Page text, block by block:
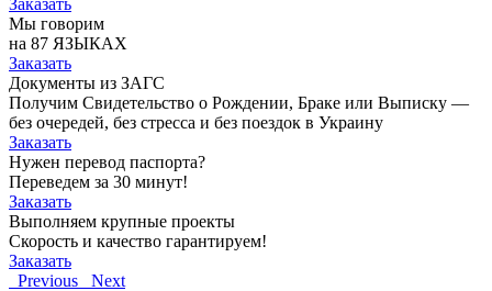
Мы говорим
на 87 ЯЗЫКАХ
Заказать
Документы из ЗАГС
Получим Свидетельство о Рождении, Браке или Выписку —
без очередей, без стресса и без поездок в Украину
Заказать
Нужен перевод паспорта?
Переведем за 30 минут!
Заказать
Выполняем крупные проекты
Скорость и качество гарантируем!
Заказать
Previous
Next